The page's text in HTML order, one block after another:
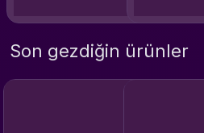
Son gezdiğin ürünler